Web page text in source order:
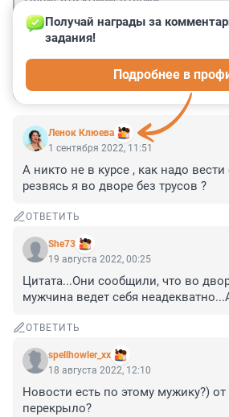
Ленок Клюева
Получай награды за
задания!
Подробнее в
1 сентября 2022, 11:51
А никто не в курсе , как надо
резвясь я во дворе без трусов ?
ОТВЕТИТЬ
She73
19 августа 2022, 00:25
Цитата...Они сообщили, что во
мужчина ведет себя
ОТВЕТИТЬ
spellhowler_xx
18 августа 2022, 12:10
Новости есть по этому мужику?) от
перекрыло?